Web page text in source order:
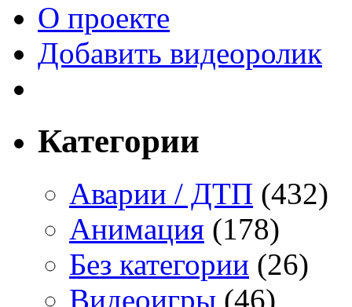
О проекте
Добавить видеоролик
Категории
Аварии / ДТП (432)
Анимация (178)
Без категории (26)
Видеоигры (46)